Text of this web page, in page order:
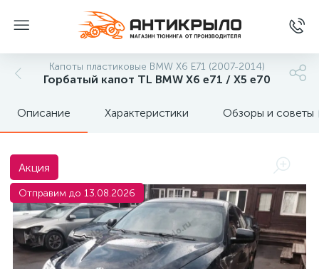
Капоты пластиковые BMW X6 E71 (2007-2014)
Горбатый капот TL BMW X6 e71 / X5 e70
Описание Характеристики Обзоры и советы
Акция
Отправим до 13.08.2026